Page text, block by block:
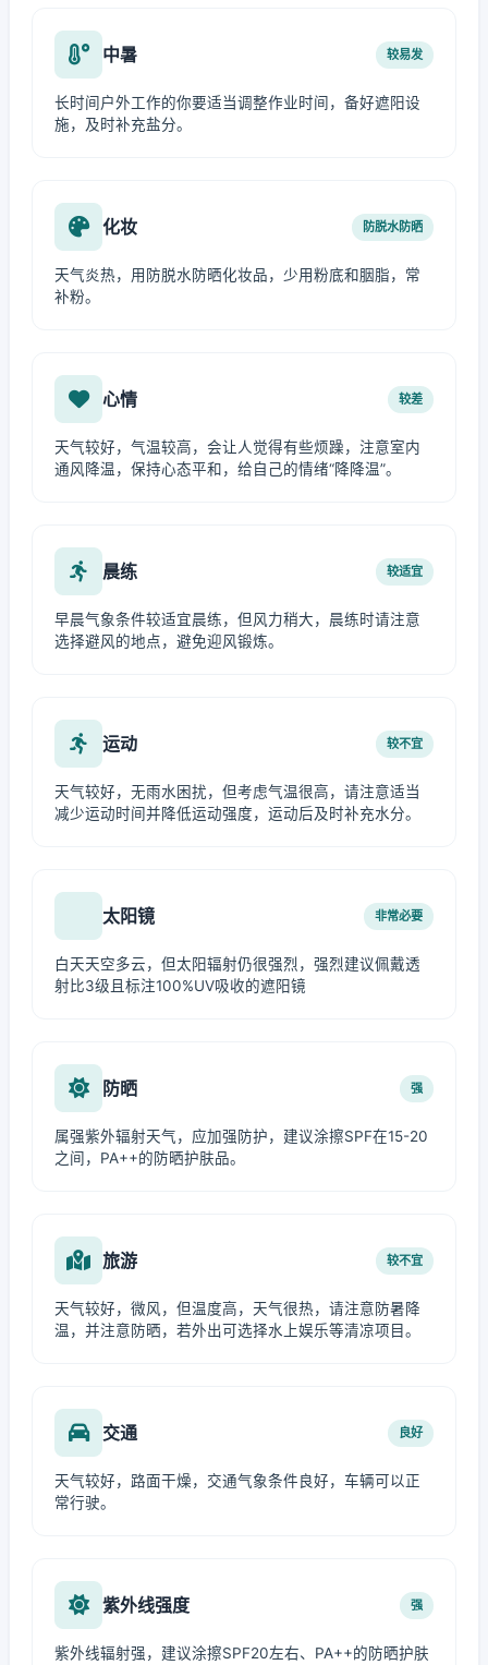
中暑 较易发
长时间户外工作的你要适当调整作业时间，备好遮阳设
施，及时补充盐分。
化妆 防脱水防晒
天气炎热，用防脱水防晒化妆品，少用粉底和胭脂，常
补粉。
心情 较差
天气较好，气温较高，会让人觉得有些烦躁，注意室内
通风降温，保持心态平和，给自己的情绪“降降温”。
晨练 较适宜
早晨气象条件较适宜晨练，但风力稍大，晨练时请注意
选择避风的地点，避免迎风锻炼。
运动 较不宜
天气较好，无雨水困扰，但考虑气温很高，请注意适当
减少运动时间并降低运动强度，运动后及时补充水分。
太阳镜 非常必要
白天天空多云，但太阳辐射仍很强烈，强烈建议佩戴透
射比3级且标注100%UV吸收的遮阳镜
防晒 强
属强紫外辐射天气，应加强防护，建议涂擦SPF在15-20
之间，PA++的防晒护肤品。
旅游 较不宜
天气较好，微风，但温度高，天气很热，请注意防暑降
温，并注意防晒，若外出可选择水上娱乐等清凉项目。
交通 良好
天气较好，路面干燥，交通气象条件良好，车辆可以正
常行驶。
紫外线强度 强
紫外线辐射强，建议涂擦SPF20左右、PA++的防晒护肤